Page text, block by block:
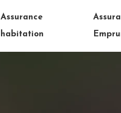
Assurance
habitation